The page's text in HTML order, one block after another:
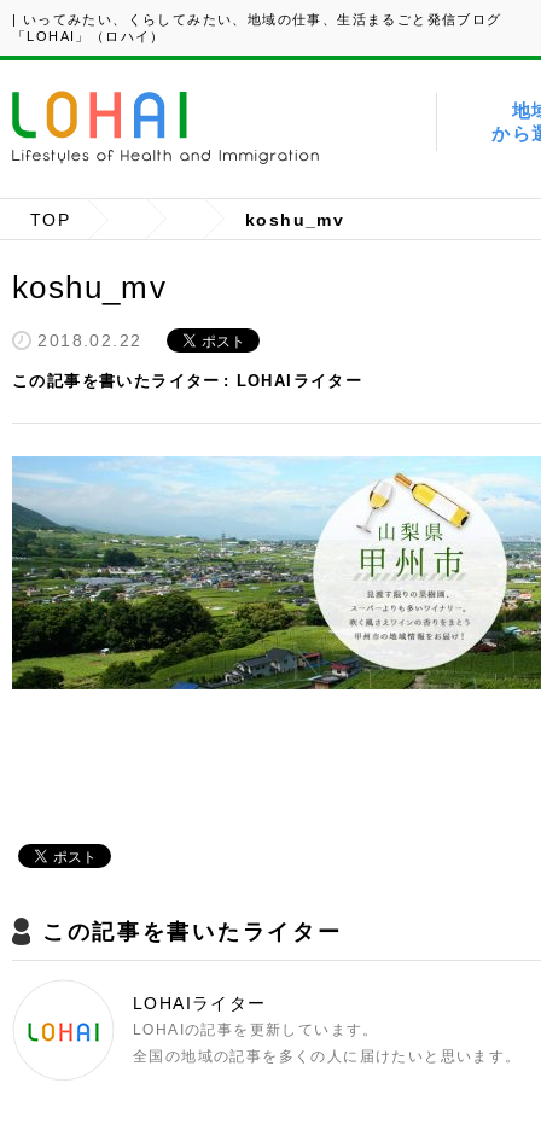
| いってみたい、くらしてみたい、地域の仕事、生活まるごと発信ブログ
「LOHAI」（ロハイ）
地
から
TOP koshu_mv
koshu_mv
2018.02.22
この記事を書いたライター LOHAIライター
この記事を書いたライター
LOHAIライター
LOHAIの記事を更新しています。
全国の地域の記事を多くの人に届けたいと思います。